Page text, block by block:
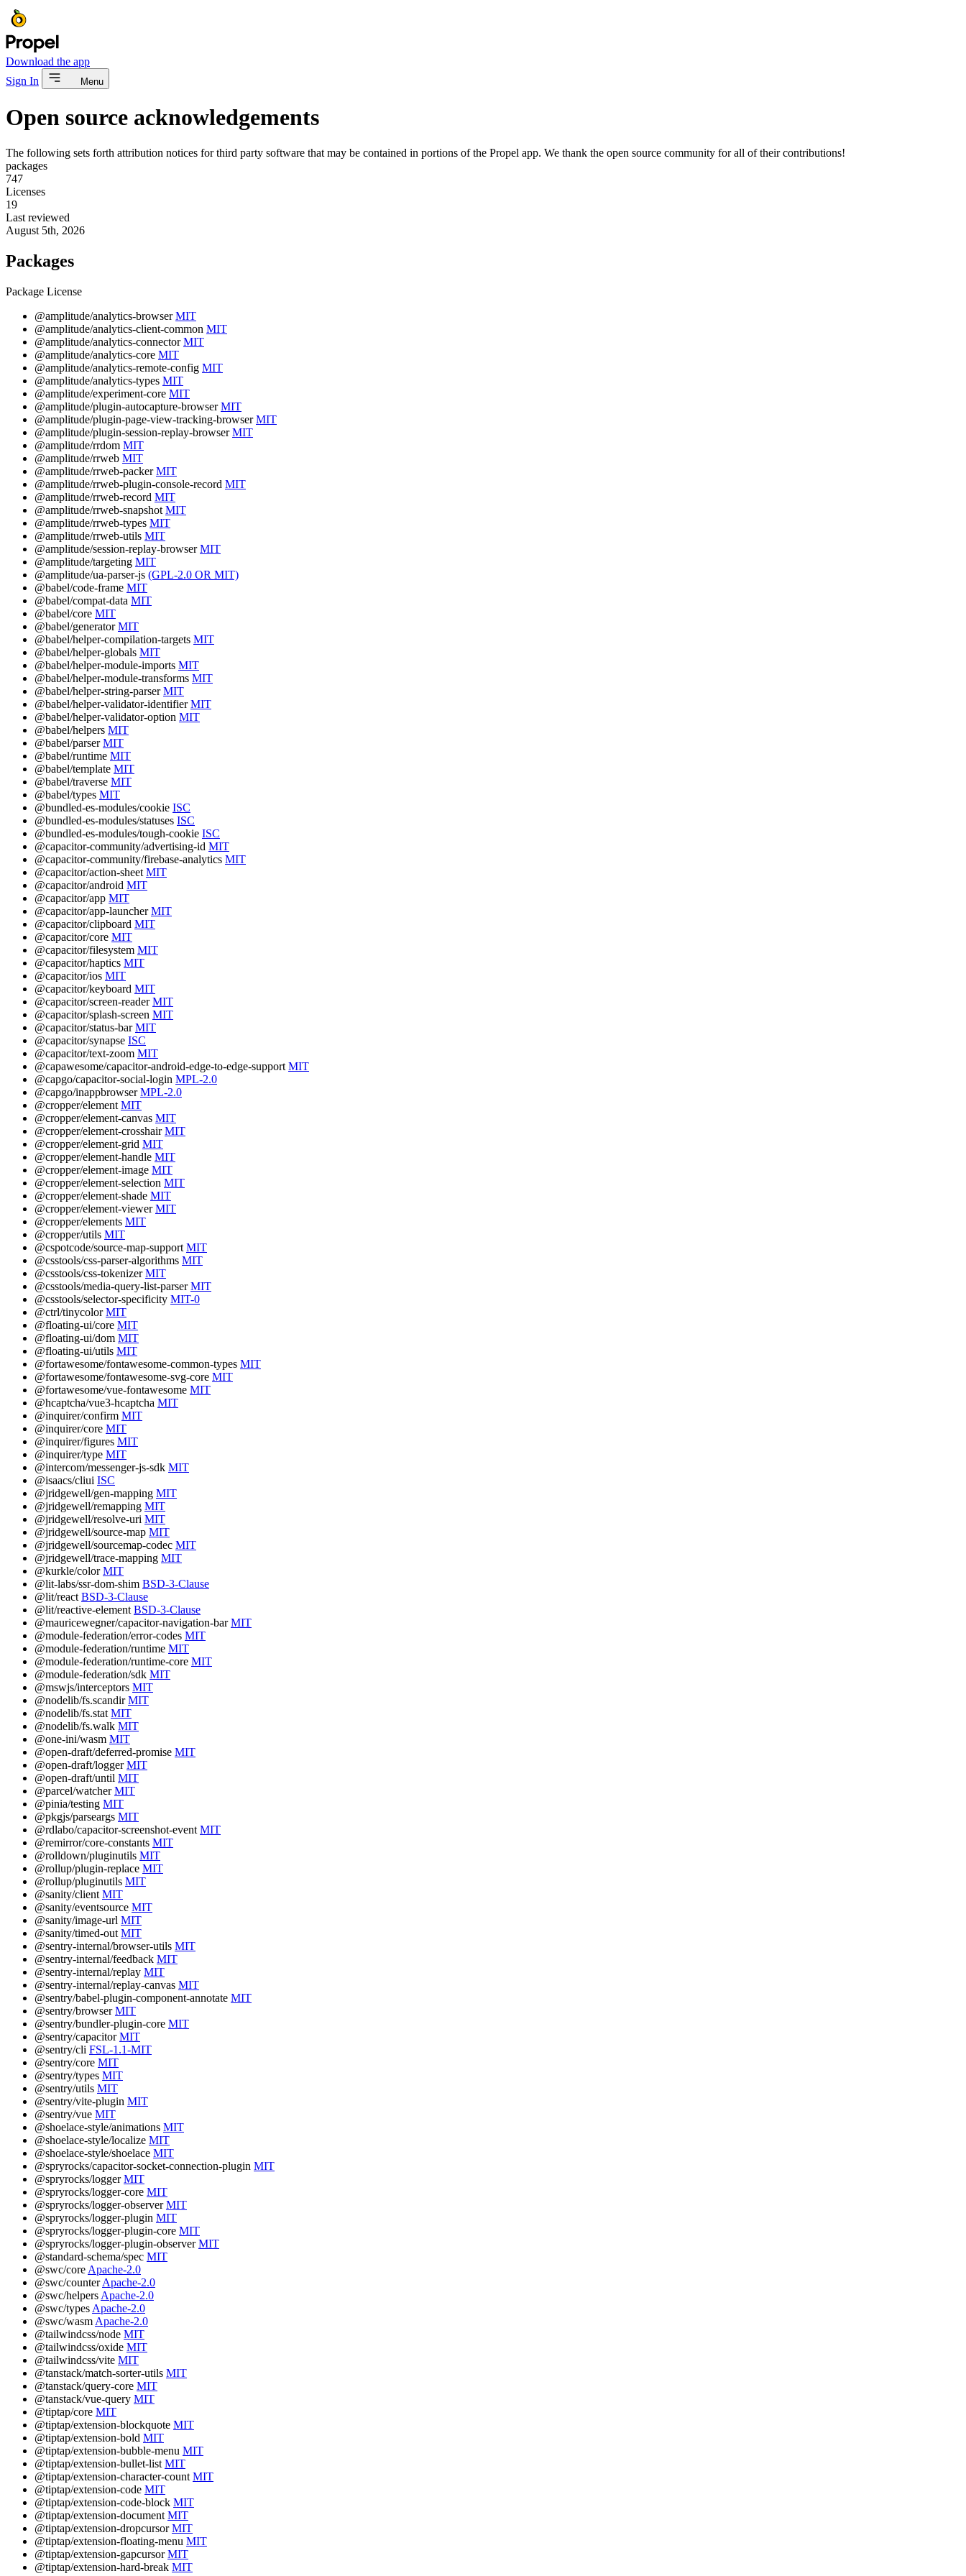
Download the app
Sign In
Menu
Open source acknowledgements
The following sets forth attribution notices for third party software that may be contained in portions of the Propel app. We thank the open source community for all of their contributions!
packages
747
Licenses
19
Last reviewed
August 5th, 2026
Packages
Package License
@amplitude/analytics-browser MIT
@amplitude/analytics-client-common MIT
@amplitude/analytics-connector MIT
@amplitude/analytics-core MIT
@amplitude/analytics-remote-config MIT
@amplitude/analytics-types MIT
@amplitude/experiment-core MIT
@amplitude/plugin-autocapture-browser MIT
@amplitude/plugin-page-view-tracking-browser MIT
@amplitude/plugin-session-replay-browser MIT
@amplitude/rrdom MIT
@amplitude/rrweb MIT
@amplitude/rrweb-packer MIT
@amplitude/rrweb-plugin-console-record MIT
@amplitude/rrweb-record MIT
@amplitude/rrweb-snapshot MIT
@amplitude/rrweb-types MIT
@amplitude/rrweb-utils MIT
@amplitude/session-replay-browser MIT
@amplitude/targeting MIT
@amplitude/ua-parser-js (GPL-2.0 OR MIT)
@babel/code-frame MIT
@babel/compat-data MIT
@babel/core MIT
@babel/generator MIT
@babel/helper-compilation-targets MIT
@babel/helper-globals MIT
@babel/helper-module-imports MIT
@babel/helper-module-transforms MIT
@babel/helper-string-parser MIT
@babel/helper-validator-identifier MIT
@babel/helper-validator-option MIT
@babel/helpers MIT
@babel/parser MIT
@babel/runtime MIT
@babel/template MIT
@babel/traverse MIT
@babel/types MIT
@bundled-es-modules/cookie ISC
@bundled-es-modules/statuses ISC
@bundled-es-modules/tough-cookie ISC
@capacitor-community/advertising-id MIT
@capacitor-community/firebase-analytics MIT
@capacitor/action-sheet MIT
@capacitor/android MIT
@capacitor/app MIT
@capacitor/app-launcher MIT
@capacitor/clipboard MIT
@capacitor/core MIT
@capacitor/filesystem MIT
@capacitor/haptics MIT
@capacitor/ios MIT
@capacitor/keyboard MIT
@capacitor/screen-reader MIT
@capacitor/splash-screen MIT
@capacitor/status-bar MIT
@capacitor/synapse ISC
@capacitor/text-zoom MIT
@capawesome/capacitor-android-edge-to-edge-support MIT
@capgo/capacitor-social-login MPL-2.0
@capgo/inappbrowser MPL-2.0
@cropper/element MIT
@cropper/element-canvas MIT
@cropper/element-crosshair MIT
@cropper/element-grid MIT
@cropper/element-handle MIT
@cropper/element-image MIT
@cropper/element-selection MIT
@cropper/element-shade MIT
@cropper/element-viewer MIT
@cropper/elements MIT
@cropper/utils MIT
@cspotcode/source-map-support MIT
@csstools/css-parser-algorithms MIT
@csstools/css-tokenizer MIT
@csstools/media-query-list-parser MIT
@csstools/selector-specificity MIT-0
@ctrl/tinycolor MIT
@floating-ui/core MIT
@floating-ui/dom MIT
@floating-ui/utils MIT
@fortawesome/fontawesome-common-types MIT
@fortawesome/fontawesome-svg-core MIT
@fortawesome/vue-fontawesome MIT
@hcaptcha/vue3-hcaptcha MIT
@inquirer/confirm MIT
@inquirer/core MIT
@inquirer/figures MIT
@inquirer/type MIT
@intercom/messenger-js-sdk MIT
@isaacs/cliui ISC
@jridgewell/gen-mapping MIT
@jridgewell/remapping MIT
@jridgewell/resolve-uri MIT
@jridgewell/source-map MIT
@jridgewell/sourcemap-codec MIT
@jridgewell/trace-mapping MIT
@kurkle/color MIT
@lit-labs/ssr-dom-shim BSD-3-Clause
@lit/react BSD-3-Clause
@lit/reactive-element BSD-3-Clause
@mauricewegner/capacitor-navigation-bar MIT
@module-federation/error-codes MIT
@module-federation/runtime MIT
@module-federation/runtime-core MIT
@module-federation/sdk MIT
@mswjs/interceptors MIT
@nodelib/fs.scandir MIT
@nodelib/fs.stat MIT
@nodelib/fs.walk MIT
@one-ini/wasm MIT
@open-draft/deferred-promise MIT
@open-draft/logger MIT
@open-draft/until MIT
@parcel/watcher MIT
@pinia/testing MIT
@pkgjs/parseargs MIT
@rdlabo/capacitor-screenshot-event MIT
@remirror/core-constants MIT
@rolldown/pluginutils MIT
@rollup/plugin-replace MIT
@rollup/pluginutils MIT
@sanity/client MIT
@sanity/eventsource MIT
@sanity/image-url MIT
@sanity/timed-out MIT
@sentry-internal/browser-utils MIT
@sentry-internal/feedback MIT
@sentry-internal/replay MIT
@sentry-internal/replay-canvas MIT
@sentry/babel-plugin-component-annotate MIT
@sentry/browser MIT
@sentry/bundler-plugin-core MIT
@sentry/capacitor MIT
@sentry/cli FSL-1.1-MIT
@sentry/core MIT
@sentry/types MIT
@sentry/utils MIT
@sentry/vite-plugin MIT
@sentry/vue MIT
@shoelace-style/animations MIT
@shoelace-style/localize MIT
@shoelace-style/shoelace MIT
@spryrocks/capacitor-socket-connection-plugin MIT
@spryrocks/logger MIT
@spryrocks/logger-core MIT
@spryrocks/logger-observer MIT
@spryrocks/logger-plugin MIT
@spryrocks/logger-plugin-core MIT
@spryrocks/logger-plugin-observer MIT
@standard-schema/spec MIT
@swc/core Apache-2.0
@swc/counter Apache-2.0
@swc/helpers Apache-2.0
@swc/types Apache-2.0
@swc/wasm Apache-2.0
@tailwindcss/node MIT
@tailwindcss/oxide MIT
@tailwindcss/vite MIT
@tanstack/match-sorter-utils MIT
@tanstack/query-core MIT
@tanstack/vue-query MIT
@tiptap/core MIT
@tiptap/extension-blockquote MIT
@tiptap/extension-bold MIT
@tiptap/extension-bubble-menu MIT
@tiptap/extension-bullet-list MIT
@tiptap/extension-character-count MIT
@tiptap/extension-code MIT
@tiptap/extension-code-block MIT
@tiptap/extension-document MIT
@tiptap/extension-dropcursor MIT
@tiptap/extension-floating-menu MIT
@tiptap/extension-gapcursor MIT
@tiptap/extension-hard-break MIT